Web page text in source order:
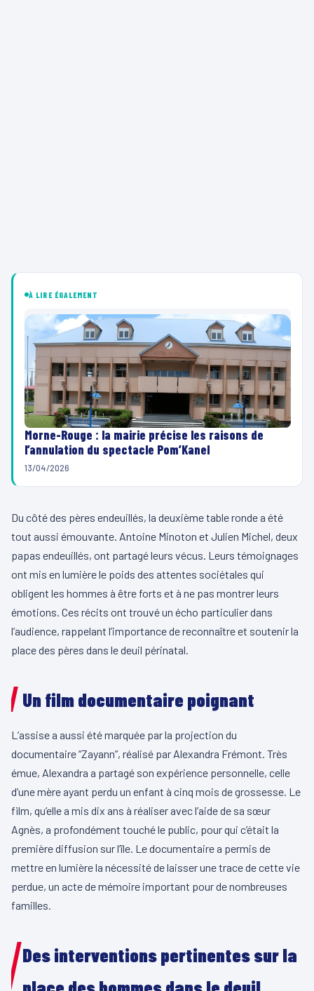
À LIRE ÉGALEMENT
Morne-Rouge : la mairie précise les raisons de
l’annulation du spectacle Pom’Kanel
13/04/2026
Du côté des pères endeuillés, la deuxième table ronde a été
tout aussi émouvante. Antoine Minoton et Julien Michel, deux
papas endeuillés, ont partagé leurs vécus. Leurs témoignages
ont mis en lumière le poids des attentes sociétales qui
obligent les hommes à être forts et à ne pas montrer leurs
émotions. Ces récits ont trouvé un écho particulier dans
l’audience, rappelant l’importance de reconnaître et soutenir la
place des pères dans le deuil périnatal.
Un film documentaire poignant
L’assise a aussi été marquée par la projection du
documentaire “Zayann”, réalisé par Alexandra Frémont. Très
émue, Alexandra a partagé son expérience personnelle, celle
d’une mère ayant perdu un enfant à cinq mois de grossesse. Le
film, qu’elle a mis dix ans à réaliser avec l’aide de sa sœur
Agnès, a profondément touché le public, pour qui c’était la
première diffusion sur l’île. Le documentaire a permis de
mettre en lumière la nécessité de laisser une trace de cette vie
perdue, un acte de mémoire important pour de nombreuses
familles.
Des interventions pertinentes sur la